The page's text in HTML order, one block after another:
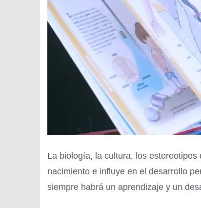
La biología, la cultura, los
nacimiento e influye en el desarrollo
siempre habrá un aprendizaje y un